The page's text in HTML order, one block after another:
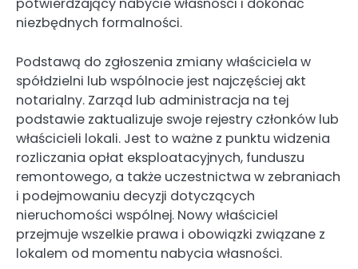
potwierdzający nabycie własności i dokonać
niezbędnych formalności.
Podstawą do zgłoszenia zmiany właściciela w
spółdzielni lub wspólnocie jest najczęściej akt
notarialny. Zarząd lub administracja na tej
podstawie zaktualizuje swoje rejestry członków lub
właścicieli lokali. Jest to ważne z punktu widzenia
rozliczania opłat eksploatacyjnych, funduszu
remontowego, a także uczestnictwa w zebraniach
i podejmowaniu decyzji dotyczących
nieruchomości wspólnej. Nowy właściciel
przejmuje wszelkie prawa i obowiązki związane z
lokalem od momentu nabycia własności.